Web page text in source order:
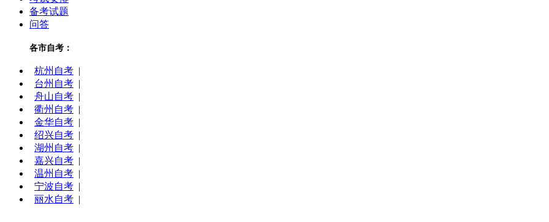
备考试题
问答
各市自考：
杭州自考 |
台州自考 |
舟山自考 |
衢州自考 |
金华自考 |
绍兴自考 |
湖州自考 |
嘉兴自考 |
温州自考 |
宁波自考 |
丽水自考 |